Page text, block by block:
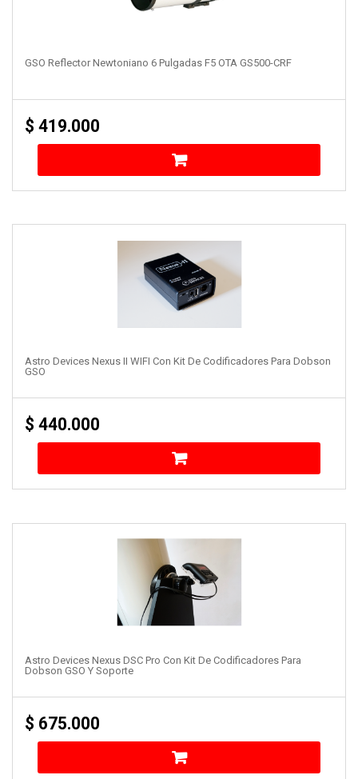
GSO Reflector Newtoniano 6 Pulgadas F5 OTA GS500-CRF
$ 419.000
Astro Devices Nexus II WIFI Con Kit De Codificadores Para Dobson
GSO
$ 440.000
Astro Devices Nexus DSC Pro Con Kit De Codificadores Para
Dobson GSO Y Soporte
$ 675.000